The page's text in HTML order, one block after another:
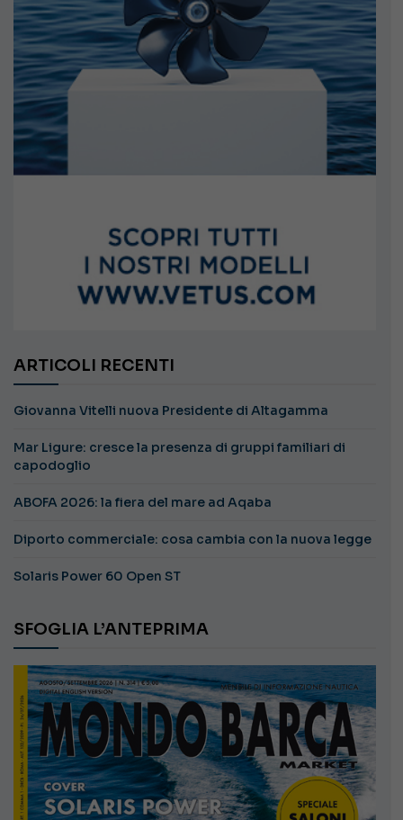
ARTICOLI RECENTI
Giovanna Vitelli nuova Presidente di Altagamma
Mar Ligure: cresce la presenza di gruppi familiari di
capodoglio
ABOFA 2026: la fiera del mare ad Aqaba
Diporto commerciale: cosa cambia con la nuova legge
Solaris Power 60 Open ST
SFOGLIA L’ANTEPRIMA